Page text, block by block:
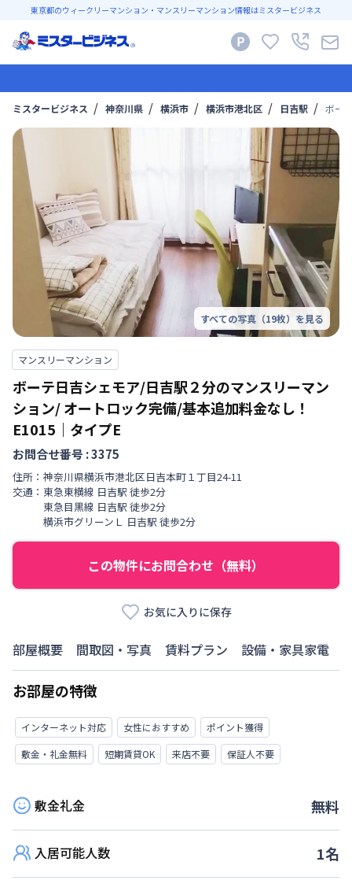
東京都のウィークリーマンション・マンスリーマンション情報はミスタービジネス
ミスタービジネス 神奈川県 横浜市 横浜市港北区 日吉駅 ボー
すべての写真（19枚）を見る
マンスリーマンション
ボーテ日吉シェモア/日吉駅２分のマンスリーマン
ション/ オートロック完備/基本追加料金なし！
E1015 ｜ タイプE
お問合せ番号 :3375
住所： 神奈川県横浜市港北区日吉本町 １丁目24-11
交通： 東急東横線 日吉駅 徒歩2分
東急目黒線 日吉駅 徒歩2分
横浜市グリーンＬ
日吉駅 徒歩2分
この物件にお問合わせ（無料）
お気に入りに保存
部屋概要 間取図・写真 賃料プラン 設備・家具家電
お部屋の特徴
インターネット対応 女性におすすめ
ポイント獲得
敷金・礼金無料
短期賃貸OK 来店不要 保証人不要
敷金礼金 無料
入居可能人数 1名